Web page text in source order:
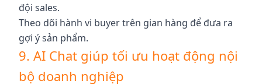
đội sales.
Theo dõi hành vi buyer trên gian hàng để đưa ra
gợi ý sản phẩm.
9. AI Chat giúp tối ưu hoạt động nội
bộ doanh nghiệp